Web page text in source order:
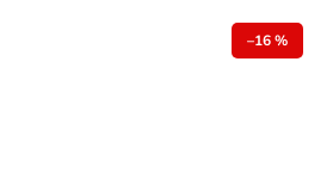
–16 %